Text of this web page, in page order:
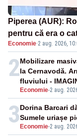
Piperea (AUR):
pentru că era o
pensii
Economie·2 aug. 2026,
2
Economie-2 aug.
Mobilizare
la Cernavodă.
fluviului -
3 Economie-2 aug.
Dorina Barcari
Sumele uriașe